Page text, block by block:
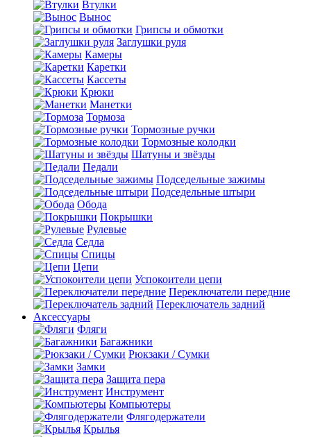
Втулки
Вынос
Грипсы и обмотки
Заглушки руля
Камеры
Каретки
Кассеты
Крюки
Манетки
Тормоза
Тормозные ручки
Тормозные колодки
Шатуны и звёзды
Педали
Подседельные зажимы
Подседельные штыри
Обода
Покрышки
Рулевые
Седла
Спицы
Цепи
Успокоители цепи
Переключатели передние
Переключатель задний
Аксессуары
Фляги
Багажники
Рюкзаки / Сумки
Замки
Защита пера
Инструмент
Компьютеры
Флягодержатели
Крылья